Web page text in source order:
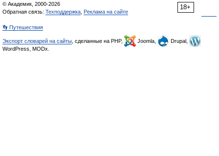
18+
© Академик, 2000-2026
Обратная связь: Техподдержка Реклама на сайте
👣 Путешествия
Экспорт словарей на сайты , сделанные на PHP, Joomla,
Drupal,
WordPress, MODx.